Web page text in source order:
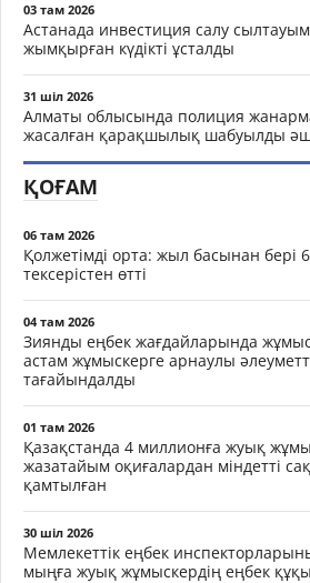
03 там 2026
Астанада инвестиция салу
жымқырған күдікті ұсталды
31 шіл 2026
Алматы облысында полиция
жасалған қарақшылық шабуылды
ҚОҒАМ
06 там 2026
Қолжетімді орта: жыл басынан бері
тексерістен өтті
04 там 2026
Зиянды еңбек жағдайларында
астам жұмыскерге арнаулы
тағайындалды
01 там 2026
Қазақстанда 4 миллионға жуық
жазатайым оқиғалардан міндетті
қамтылған
30 шіл 2026
Мемлекеттік еңбек
мыңға жуық жұмыскердің еңбек